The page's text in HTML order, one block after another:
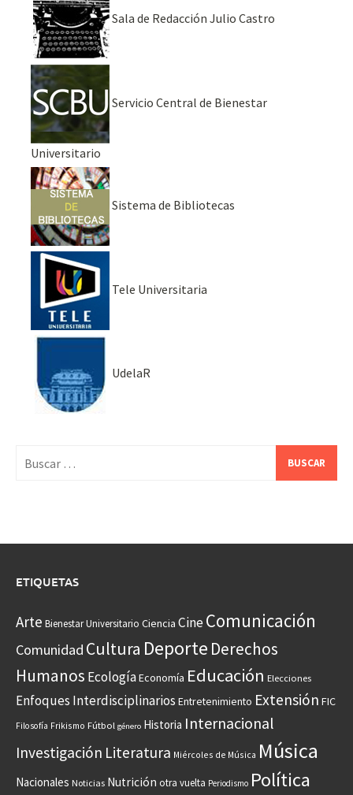
Sala de Redacción Julio Castro
Servicio Central de Bienestar
Universitario
Sistema de Bibliotecas
Tele Universitaria
UdelaR
ETIQUETAS
Arte Bienestar Universitario Ciencia CineComunicación
Comunidad Cultura Deporte Derechos
Humanos EcologíaEconomía Educación Elecciones
Enfoques Interdisciplinarios Entretenimiento Extensión FIC
Filosofía Frikismo Fútbol género Historia Internacional
Investigación Literatura Miércoles de Música Música
Nacionales Noticias Nutrición otra vuelta Periodismo Política